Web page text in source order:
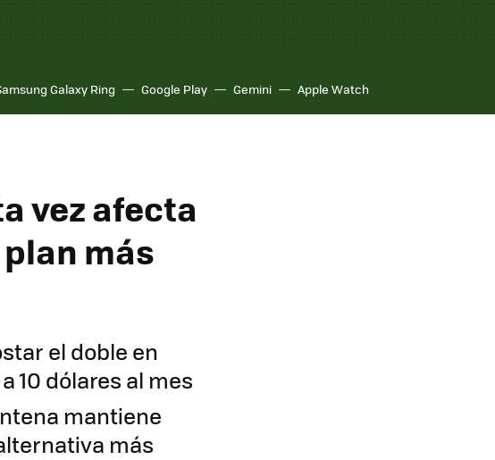
Galaxy Ring Google Play Gemini Apple Watch
vez afecta
más
el doble en
10 dólares al mes
mantiene
más